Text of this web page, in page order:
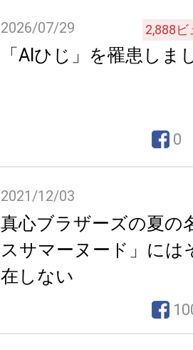
2026/07/29 2,888ビ
「AIひじ」を罹患しま
0
2021/12/03
真心ブラザーズの夏の
スサマーヌード」には
在しない